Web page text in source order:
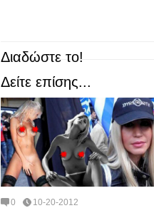
Διαδώστε το!
Δείτε επίσης...
0 10-20-2012